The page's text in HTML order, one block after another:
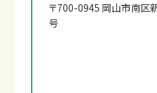
〒700-0945 岡山市南
号